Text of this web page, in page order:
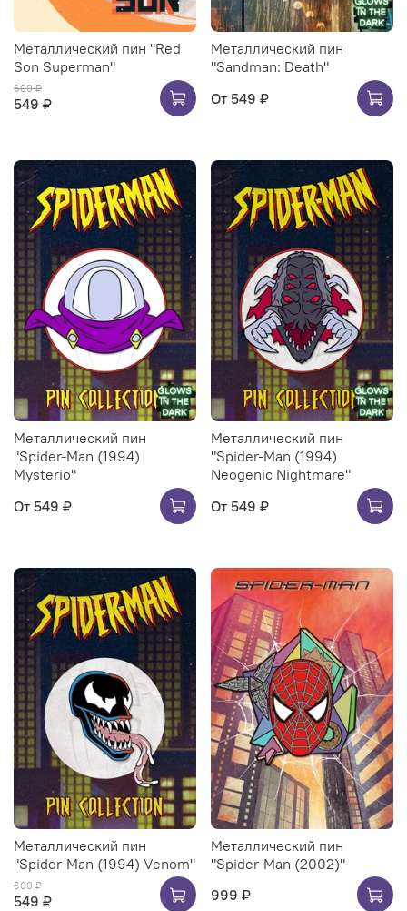
Металлический пин "Red
Son Superman"
600 ₽
549 ₽
Металлический пин
"Sandman: Death"
От 549 ₽
Металлический пин
"Spider-Man (1994)
Mysterio"
От 549 ₽
Металлический пин
"Spider-Man (1994)
Neogenic Nightmare"
От 549 ₽
Металлический пин
"Spider-Man (1994) Venom"
600 ₽
549 ₽
Металлический пин
"Spider-Man (2002)"
999 ₽